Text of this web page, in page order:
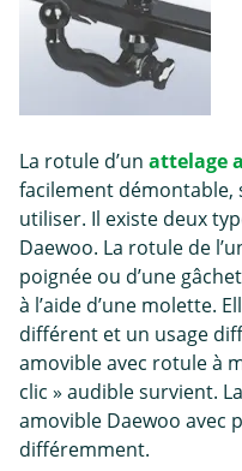
La rotule d’un attelage
facilement démontable,
utiliser. Il existe deux
Daewoo. La rotule de
poignée ou d’une
à l’aide d’une molette.
différent et un usage
amovible avec rotule à
clic » audible survient.
amovible Daewoo avec
différemment.